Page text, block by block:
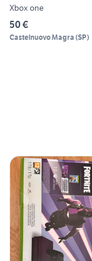
Xbox one
50 €
Castelnuovo Magra (SP)